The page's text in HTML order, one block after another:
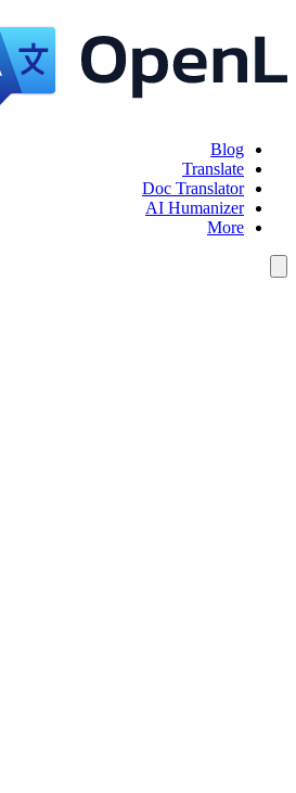
Blog
Translate
Doc Translator
AI Humanizer
More